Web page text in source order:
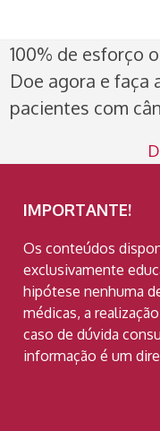
100% de esforço
Doe agora e faça
pacientes com
IMPORTANTE!
Os conteúdos
exclusivamente
hipótese nenhuma
médicas, a
caso de dúvida
informação é um